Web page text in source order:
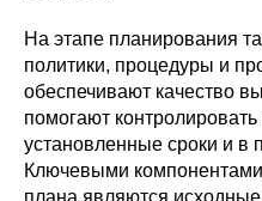
На этапе планирования
политики, процедуры и
обеспечивают качество
помогают
установленные сроки и в
Ключевыми
плана являются